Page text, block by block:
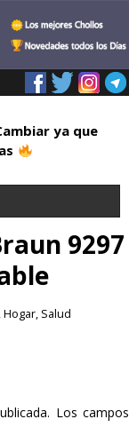
ya que
9297
,Hogar, Salud
Los campos